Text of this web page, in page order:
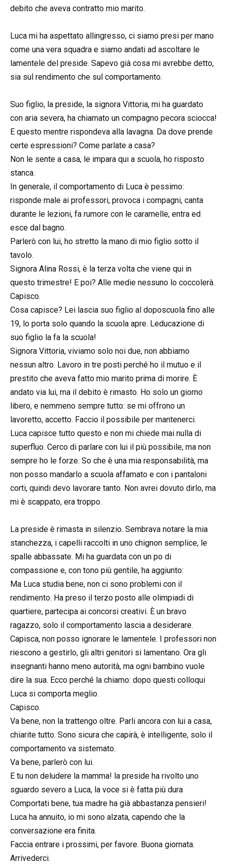
debito che aveva contratto mio marito.
Luca mi ha aspettato allingresso, ci siamo presi per mano
come una vera squadra e siamo andati ad ascoltare le
lamentele del preside. Sapevo già cosa mi avrebbe detto,
sia sul rendimento che sul comportamento.
Suo figlio, la preside, la signora Vittoria, mi ha guardato
con aria severa, ha chiamato un compagno pecora sciocca!
E questo mentre rispondeva alla lavagna. Da dove prende
certe espressioni? Come parlate a casa?
Non le sente a casa, le impara qui a scuola, ho risposto
stanca.
In generale, il comportamento di Luca è pessimo:
risponde male ai professori, provoca i compagni, canta
durante le lezioni, fa rumore con le caramelle, entra ed
esce dal bagno.
Parlerò con lui, ho stretto la mano di mio figlio sotto il
tavolo.
Signora Alina Rossi, è la terza volta che viene qui in
questo trimestre! E poi? Alle medie nessuno lo coccolerà.
Capisco.
Cosa capisce? Lei lascia suo figlio al doposcuola fino alle
19, lo porta solo quando la scuola apre. Leducazione di
suo figlio la fa la scuola!
Signora Vittoria, viviamo solo noi due, non abbiamo
nessun altro. Lavoro in tre posti perché ho il mutuo e il
prestito che aveva fatto mio marito prima di morire. È
andato via lui, ma il debito è rimasto. Ho solo un giorno
libero, e nemmeno sempre tutto: se mi offrono un
lavoretto, accetto. Faccio il possibile per mantenerci.
Luca capisce tutto questo e non mi chiede mai nulla di
superfluo. Cerco di parlare con lui il più possibile, ma non
sempre ho le forze. So che è una mia responsabilità, ma
non posso mandarlo a scuola affamato e con i pantaloni
corti, quindi devo lavorare tanto. Non avrei dovuto dirlo, ma
mi è scappato, era troppo.
La preside è rimasta in silenzio. Sembrava notare la mia
stanchezza, i capelli raccolti in uno chignon semplice, le
spalle abbassate. Mi ha guardata con un po di
compassione e, con tono più gentile, ha aggiunto:
Ma Luca studia bene, non ci sono problemi con il
rendimento. Ha preso il terzo posto alle olimpiadi di
quartiere, partecipa ai concorsi creativi. È un bravo
ragazzo, solo il comportamento lascia a desiderare.
Capisca, non posso ignorare le lamentele. I professori non
riescono a gestirlo, gli altri genitori si lamentano. Ora gli
insegnanti hanno meno autorità, ma ogni bambino vuole
dire la sua. Ecco perché la chiamo: dopo questi colloqui
Luca si comporta meglio.
Capisco.
Va bene, non la trattengo oltre. Parli ancora con lui a casa,
chiarite tutto. Sono sicura che capirà, è intelligente, solo il
comportamento va sistemato.
Va bene, parlerò con lui.
E tu non deludere la mamma! la preside ha rivolto uno
sguardo severo a Luca, la voce si è fatta più dura
Comportati bene, tua madre ha già abbastanza pensieri!
Luca ha annuito, io mi sono alzata, capendo che la
conversazione era finita.
Faccia entrare i prossimi, per favore. Buona giornata.
Arrivederci.